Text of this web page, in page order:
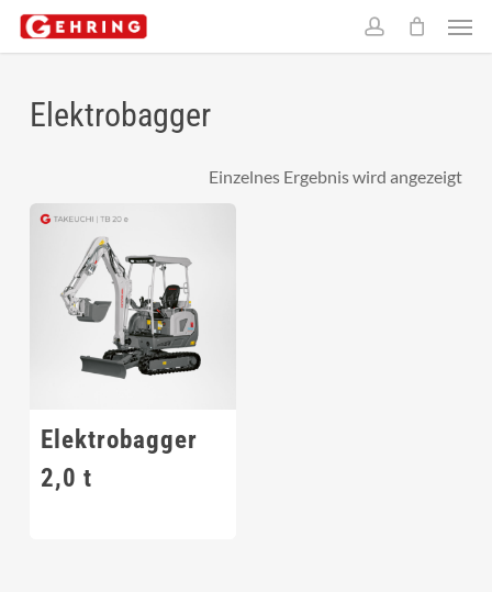
Skip
account
Elektrobagger
Einzelnes Ergebnis wird angezeigt
Elektrobagger
2,0 t